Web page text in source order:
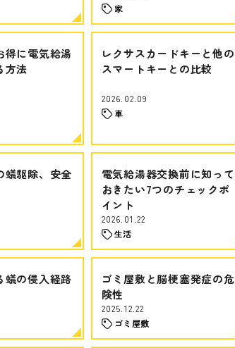
家
得に電気給湯
方法
レクサスカードキーと他の
スマートキーとの比較
2026.02.09
車
蟻駆除、安全
電気給湯器交換前に知って
おきたい7つのチェックポ
イント
2026.01.22
生活
蟻の侵入経路
ゴミ屋敷と脳梗塞発症の危
険性
2025.12.22
ゴミ屋敷